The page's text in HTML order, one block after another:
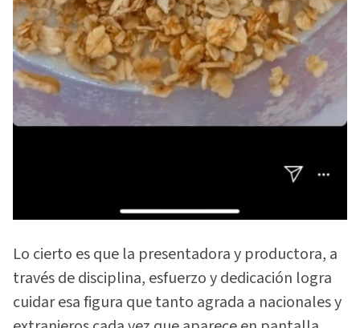
Lo cierto es que la presentadora y productora, a
través de disciplina, esfuerzo y dedicación logra
cuidar esa figura que tanto agrada a nacionales y